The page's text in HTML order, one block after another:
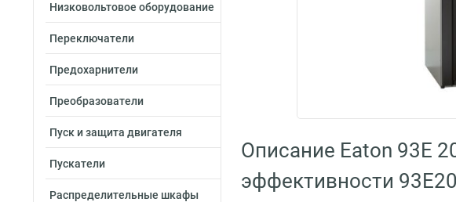
Низковольтовое оборудование
Переключатели
Предохарнители
Преобразователи
Пуск и защита двигателя
Пускатели
Распределительные шкафы
Описание Eaton 93E
эффективности